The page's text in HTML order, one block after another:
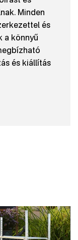
Minden
és
a könnyű
és kiállítás